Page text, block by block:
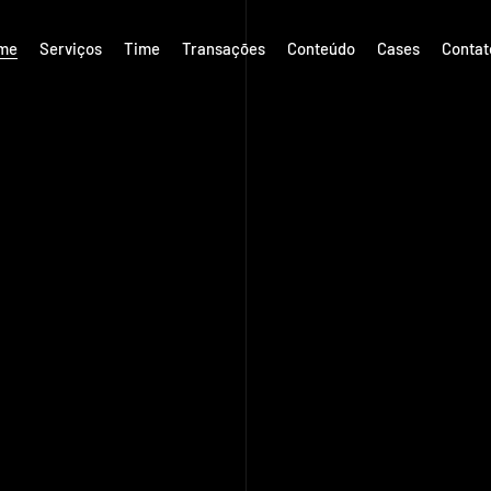
Serviços Time Transações Conteúdo Cases